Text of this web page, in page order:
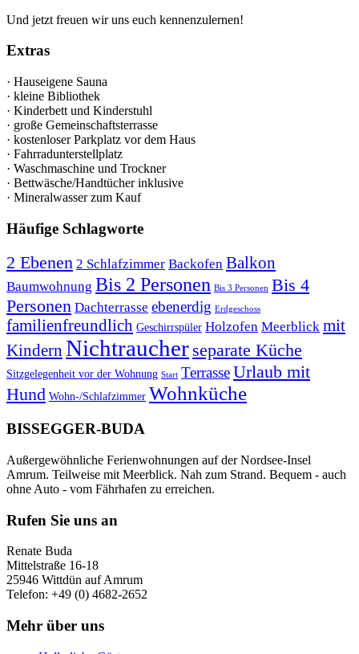
Und jetzt freuen wir uns euch kennenzulernen!
Extras
· Hauseigene Sauna
· kleine Bibliothek
· Kinderbett und Kinderstuhl
· große Gemeinschaftsterrasse
· kostenloser Parkplatz vor dem Haus
· Fahrradunterstellplatz
· Waschmaschine und Trockner
· Bettwäsche/Handtücher inklusive
· Mineralwasser zum Kauf
Häufige Schlagworte
2 Ebenen 2 Schlafzimmer Backofen Balkon
Baumwohnung Bis 2 Personen Bis 3 Personen Bis 4
Personen Dachterrasse ebenerdig Erdgeschoss
familienfreundlich Geschirrspüler Holzofen Meerblick mit
Kindern Nichtraucher separate Küche
Sitzgelegenheit vor der Wohnung Start TerrasseUrlaub mit
Hund Wohn-/Schlafzimmer Wohnküche
BISSEGGER-BUDA
Außergewöhnliche Ferienwohnungen auf der Nordsee-Insel
Amrum. Teilweise mit Meerblick. Nah zum Strand. Bequem - auch
ohne Auto - vom Fährhafen zu erreichen.
Rufen Sie uns an
Renate Buda
Mittelstraße 16-18
25946 Wittdün auf Amrum
Telefon: +49 (0) 4682-2652
Mehr über uns